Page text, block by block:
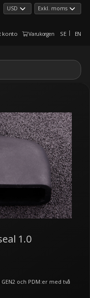
konto Varukorgen SE EN
1.0
och PDM:er med två